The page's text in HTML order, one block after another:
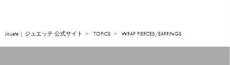
Jouete | ジュエッテ 公式サイト TOPICS WRAP PIERCES/EARRINGS